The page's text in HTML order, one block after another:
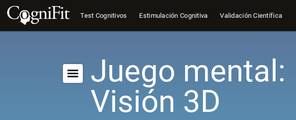
Test Cognitivos Estimulación Cognitiva Validación Científica
Juego mental:
Visión 3D